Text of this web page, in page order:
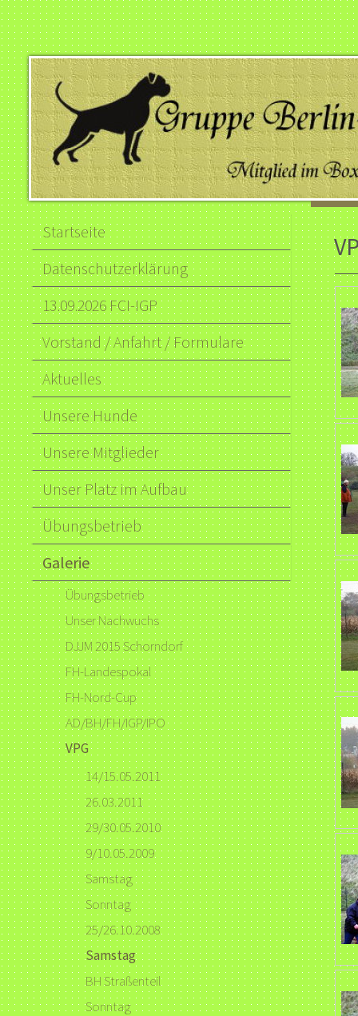
Startseite
Datenschutzerklärung
13.09.2026 FCI-IGP
Vorstand / Anfahrt / Formulare
Aktuelles
Unsere Hunde
Unsere Mitglieder
Unser Platz im Aufbau
Übungsbetrieb
Galerie
Übungsbetrieb
Unser Nachwuchs
DJJM 2015 Schorndorf
FH-Landespokal
FH-Nord-Cup
AD/BH/FH/IGP/IPO
VPG
14/15.05.2011
26.03.2011
29/30.05.2010
9/10.05.2009
Samstag
Sonntag
25/26.10.2008
Samstag
BH Straßenteil
Sonntag